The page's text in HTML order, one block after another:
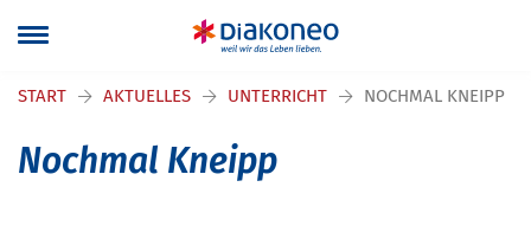
START AKTUELLES UNTERRICHT NOCHMAL KNEIPP
Nochmal Kneipp